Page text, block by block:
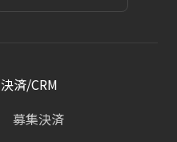
決済/CRM
募集決済